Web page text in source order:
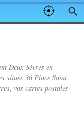
Deux-Sèvres en
située 36 Place Saint
vos cartes postales